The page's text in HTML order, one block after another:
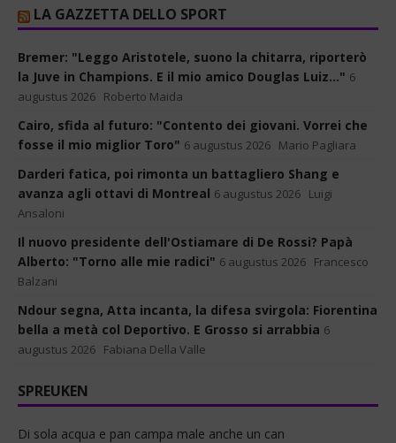
LA GAZZETTA DELLO SPORT
Bremer: "Leggo Aristotele, suono la chitarra, riporterò
la Juve in Champions. E il mio amico Douglas Luiz..." 6
augustus 2026 Roberto Maida
Cairo, sfida al futuro: "Contento dei giovani. Vorrei che
fosse il mio miglior Toro" 6 augustus 2026 Mario Pagliara
Darderi fatica, poi rimonta un battagliero Shang e
avanza agli ottavi di Montreal 6 augustus 2026 Luigi
Ansaloni
Il nuovo presidente dell'Ostiamare di De Rossi? Papà
Alberto: "Torno alle mie radici" 6 augustus 2026 Francesco
Balzani
Ndour segna, Atta incanta, la difesa svirgola: Fiorentina
bella a metà col Deportivo. E Grosso si arrabbia 6
augustus 2026 Fabiana Della Valle
SPREUKEN
Di sola acqua e pan campa male anche un can